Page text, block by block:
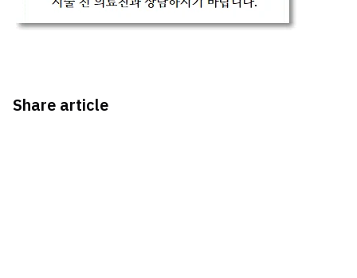
Share article